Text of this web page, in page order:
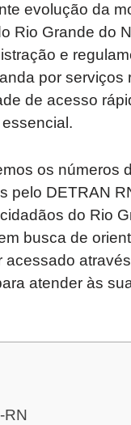
evolução da
Rio Grande do
e
por
de acesso
os números
pelo DETRAN
do Rio
busca de
acessado
atender às
RN